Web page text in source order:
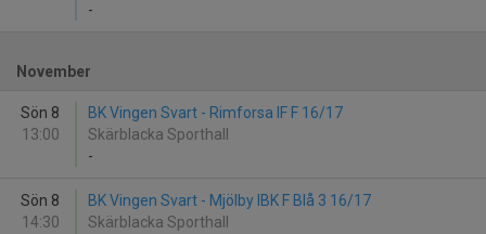
-
November
Sön 8
13:00
BK Vingen Svart - Rimforsa IF F 16/17
Skärblacka Sporthall
-
Sön 8
14:30
BK Vingen Svart - Mjölby IBK F Blå 3 16/17
Skärblacka Sporthall